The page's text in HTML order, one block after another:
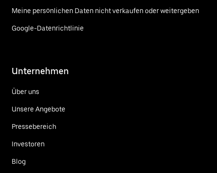
Meine persönlichen Daten nicht verkaufen oder weitergeben
Google-Datenrichtlinie
Unternehmen
Über uns
Unsere Angebote
Pressebereich
Investoren
Blog